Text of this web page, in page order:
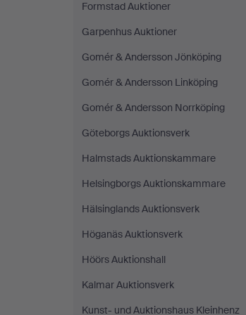
Formstad Auktioner
Garpenhus Auktioner
Gomér & Andersson Jönköping
Gomér & Andersson Linköping
Gomér & Andersson Norrköping
Göteborgs Auktionsverk
Halmstads Auktionskammare
Helsingborgs Auktionskammare
Hälsinglands Auktionsverk
Höganäs Auktionsverk
Höörs Auktionshall
Kalmar Auktionsverk
Kunst- und Auktionshaus Kleinhenz